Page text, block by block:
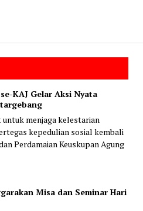
KAJ Gelar Aksi Nyata
menjaga kelestarian
kepedulian sosial kembali
Perdamaian Keuskupan Agung
Misa dan Seminar Hari